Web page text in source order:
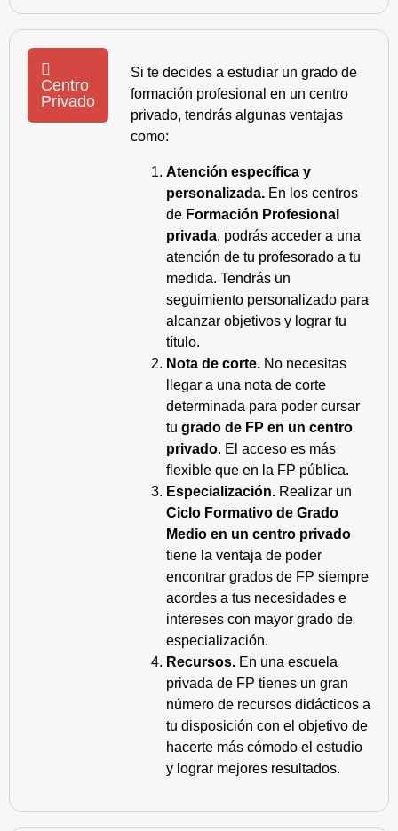
Centro
Privado
Si te decides a estudiar un grado de
formación profesional en un centro
privado, tendrás algunas ventajas
como:
Atención específica y
personalizada. En los centros
de Formación Profesional
privada, podrás acceder a una
atención de tu profesorado a tu
medida. Tendrás un
seguimiento personalizado para
alcanzar objetivos y lograr tu
título.
Nota de corte. No necesitas
llegar a una nota de corte
determinada para poder cursar
tu grado de FP en un centro
privado. El acceso es más
flexible que en la FP pública.
Especialización. Realizar un
Ciclo Formativo de Grado
Medio en un centro privado
tiene la ventaja de poder
encontrar grados de FP siempre
acordes a tus necesidades e
intereses con mayor grado de
especialización.
Recursos. En una escuela
privada de FP tienes un gran
número de recursos didácticos a
tu disposición con el objetivo de
hacerte más cómodo el estudio
y lograr mejores resultados.